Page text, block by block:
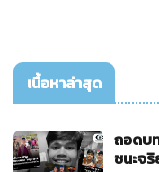
เนื้อหาล่าสุด
ถอดบ
ชนะจ